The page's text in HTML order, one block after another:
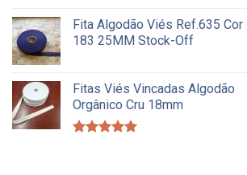
4.75 de 5
Fita Algodão Viés Ref.635 Cor
183 25MM Stock-Off
Fitas Viés Vincadas Algodão
Orgânico Cru 18mm